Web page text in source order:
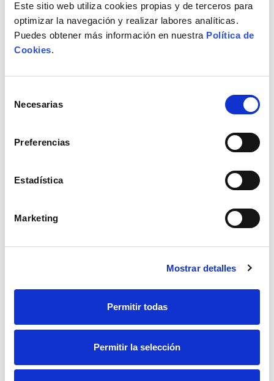
Este sitio web utiliza cookies propias y de terceros para
optimizar la navegación y realizar labores analíticas.
Puedes obtener más información en nuestra Política de
Cookies.
Necesarias
Preferencias
Estadística
Marketing
Mostrar detalles
Permitir todas
Permitir la selección
145x145mm
color negro 145x145mm
Soporte curve blanco
color blanco 240x240mm